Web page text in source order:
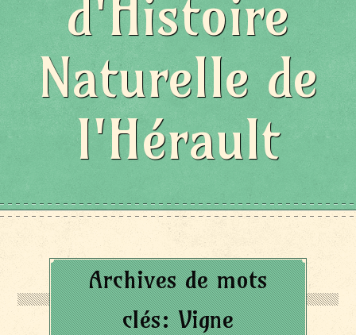
d'Histoire
Naturelle de
l'Hérault
Archives de mots
clés:Vigne